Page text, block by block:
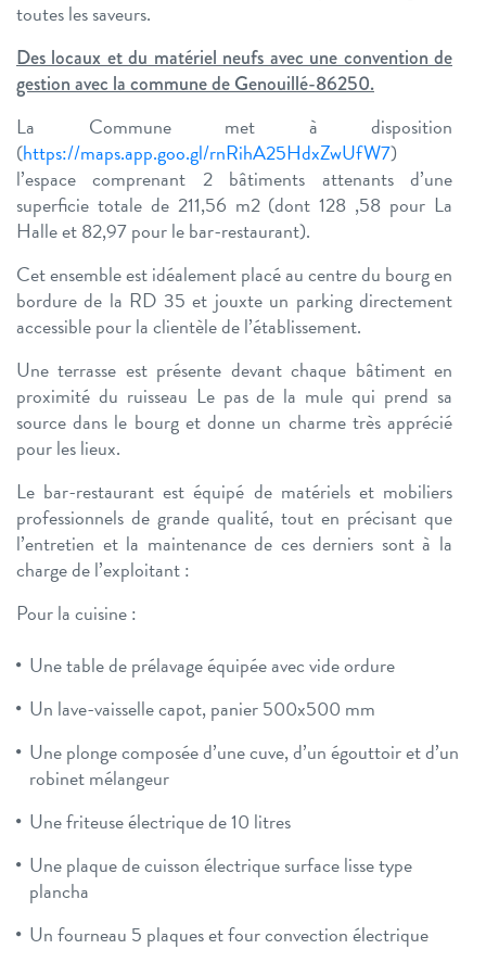
toutes les saveurs.
Des locaux et du matériel neufs avec une convention de
gestion avec la commune de Genouillé-86250.
La Commune met à disposition
(https://maps.app.goo.gl/rnRihA25HdxZwUfW7)
l’espace comprenant 2 bâtiments attenants d’une
superficie totale de 211,56 m2 (dont 128 ,58 pour La
Halle et 82,97 pour le bar-restaurant).
Cet ensemble est idéalement placé au centre du bourg en
bordure de la RD 35 et jouxte un parking directement
accessible pour la clientèle de l’établissement.
Une terrasse est présente devant chaque bâtiment en
proximité du ruisseau Le pas de la mule qui prend sa
source dans le bourg et donne un charme très apprécié
pour les lieux.
Le bar-restaurant est équipé de matériels et mobiliers
professionnels de grande qualité, tout en précisant que
l’entretien et la maintenance de ces derniers sont à la
charge de l’exploitant :
Pour la cuisine :
Une table de prélavage équipée avec vide ordure
Un lave-vaisselle capot, panier 500x500 mm
Une plonge composée d’une cuve, d’un égouttoir et d’un
robinet mélangeur
Une friteuse électrique de 10 litres
Une plaque de cuisson électrique surface lisse type
plancha
Un fourneau 5 plaques et four convection électrique